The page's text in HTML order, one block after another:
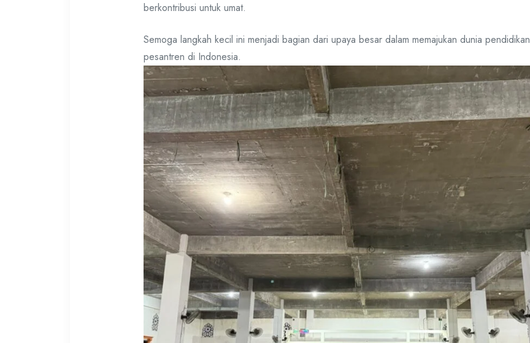
berkontribusi untuk umat.
Semoga langkah kecil ini menjadi bagian dari upaya besar dalam memajukan dunia pendidikan
pesantren di Indonesia.